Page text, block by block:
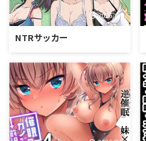
2026/8/9
NTRサッカー